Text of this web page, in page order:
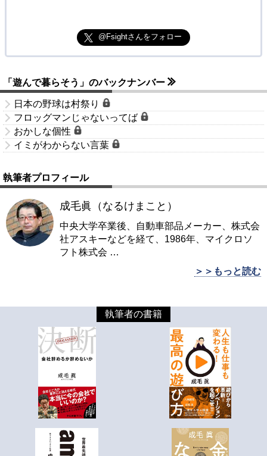
@Fsightさんをフォロー
「遊んで暮らそう」のバックナンバー
日本の野球は村祭り
フロッグマンじゃないってば
おかしな個性
イミがわからない言葉
執筆者プロフィール
成毛眞（なるけまこと）
中央大学卒業後、自動車部品メーカー、株式会
社アスキーなどを経て、1986年、マイクロソ
フト株式会 …
＞＞もっと読む
執筆者の書籍